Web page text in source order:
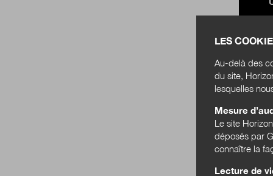
GRAND
LES
Au-delà des
du site,
lesquelles
Mesure
Le site
déposés par
connaître la
Lecture de